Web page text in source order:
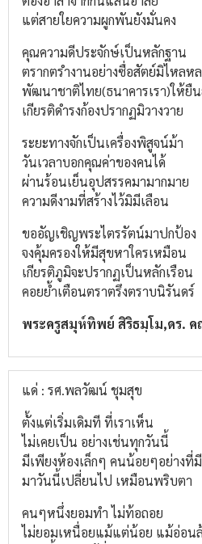
แต่สายใยความผูกพันยังมั่นคง
คุณความดีประจักษ์เป็นหลักฐาน
ตรากตรำงานอย่างซื่อสัตย์มิไหลห
พัฒนาชาติไทย(ธนาคารเรา)ให้ยืน
เกียรติดำรงก้องปรากฏมิวางวาย
ระยะทางจักเป็นเครื่องพิสูจน์ม้า
วันเวลาบอกคุณค่าของคนได้
ผ่านร้อนเย็นอุปสรรคมามากมาย
ความดีงามที่สร้างไว้มิมีเลือน
ขออัญเชิญพระไตรรัตน์มาปกป้อง
จงคุ้มครองให้มีสุขหาใครเหมือน
เกียรติภูมิจะปรากฏเป็นหลักเรือน
คอยย้ำเตือนตราตรึงตราบนิรันดร์
พระครูสมุห์ทิพย์ สิริธมฺโม,ดร. ค
แด่ : รศ.พลวัฒน์ ชุมสุข
ตั้งแต่เริ่มเดิมที ที่เราเห็น
ไม่เคยเป็น อย่างเช่นทุกวันนี้
มีเพียงห้องเล็กๆ คนน้อยๆอย่างที่มี
มาวันนี้เปลี่ยนไป เหมือนพริบตา
คนๆหนึ่งยอมทำ ไม่ท้อถอย
ไม่ยอมเหนื่อยแม้แต่น้อย แม้อ่อน